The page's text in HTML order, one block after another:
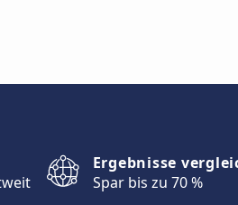
Ergebnisse
Spar bis zu 70 %